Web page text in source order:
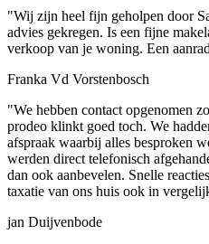
"Wij zijn heel fijn geholpen door
advies gekregen. Is een fijne
verkoop van je woning. Een
Franka Vd Vorstenbosch
"We hebben contact opgenomen
prodeo klinkt goed toch. We
afspraak waarbij alles besproken
werden direct telefonisch
dan ook aanbevelen. Snelle
taxatie van ons huis ook in
jan Duijvenbode